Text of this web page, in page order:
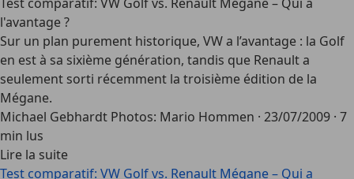
l'avantage ?
Sur un plan purement historique, VW a l’avantage : la Golf
en est à sa sixième génération, tandis que Renault a
seulement sorti récemment la troisième édition de la
Mégane.
Michael Gebhardt Photos: Mario Hommen · 23/07/2009 · 7
min lus
Lire la suite
Test comparatif: VW Golf vs. Renault Mégane – Qui a